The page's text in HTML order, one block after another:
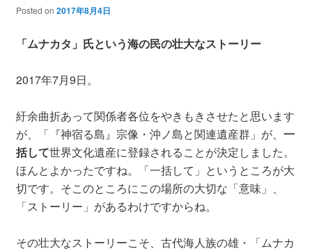
Posted on 2017年8月4日
「ムナカタ」氏という海の民の壮大なストーリー
2017年7月9日。
紆余曲折あって関係者各位をやきもきさせたと思います
が、「『神宿る島』宗像・沖ノ島と関連遺産群」が、 一
括して世界文化遺産に登録されることが決定しました。
ほんとよかったですね。「一括して」というところが大
切です。そこのところにこの場所の大切な「意味」、
「ストーリー」があるわけですからね。
その壮大なストーリーこそ、古代海人族の雄・「ムナカ